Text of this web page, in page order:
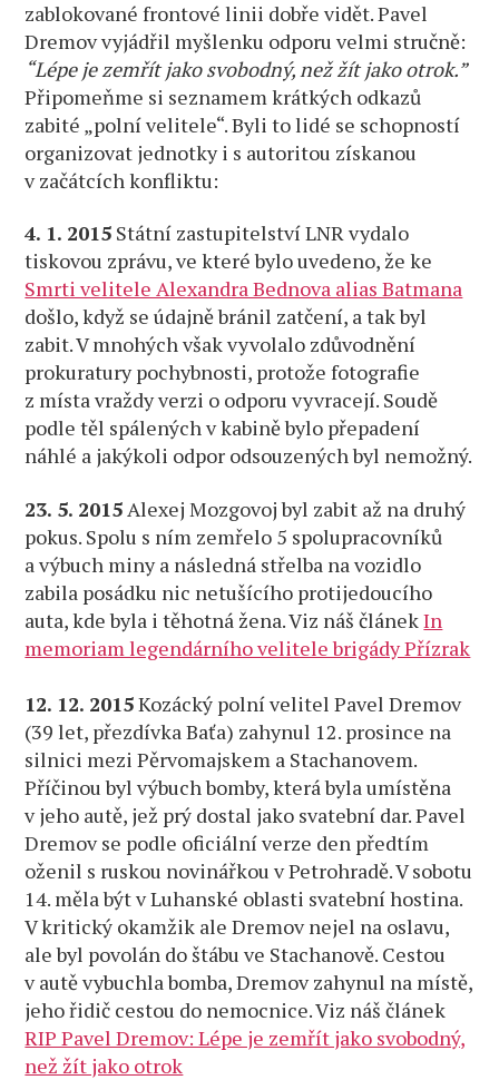
zablokované frontové linii dobře vidět. Pavel
Dremov vyjádřil myšlenku odporu velmi stručně:
“Lépe je zemřít jako svobodný, než žít jako otrok.”
Připomeňme si seznamem krátkých odkazů
zabité „polní velitele“. Byli to lidé se schopností
organizovat jednotky i s autoritou získanou
v začátcích konfliktu:
4. 1. 2015 Státní zastupitelství LNR vydalo
tiskovou zprávu, ve které bylo uvedeno, že ke
Smrti velitele Alexandra Bednova alias Batmana
došlo, když se údajně bránil zatčení, a tak byl
zabit. V mnohých však vyvolalo zdůvodnění
prokuratury pochybnosti, protože fotografie
z místa vraždy verzi o odporu vyvracejí. Soudě
podle těl spálených v kabině bylo přepadení
náhlé a jakýkoli odpor odsouzených byl nemožný.
23. 5. 2015 Alexej Mozgovoj byl zabit až na druhý
pokus. Spolu s ním zemřelo 5 spolupracovníků
a výbuch miny a následná střelba na vozidlo
zabila posádku nic netušícího protijedoucího
auta, kde byla i těhotná žena. Viz náš článekIn
memoriam legendárního velitele brigády Přízrak
12. 12. 2015Kozácký polní velitel Pavel Dremov
(39 let, přezdívka Baťa) zahynul 12. prosince na
silnici mezi Pěrvomajskem a Stachanovem.
Příčinou byl výbuch bomby, která byla umístěna
v jeho autě, jež prý dostal jako svatební dar. Pavel
Dremov se podle oficiální verze den předtím
oženil s ruskou novinářkou v Petrohradě. V sobotu
14. měla být v Luhanské oblasti svatební hostina.
V kritický okamžik ale Dremov nejel na oslavu,
ale byl povolán do štábu ve Stachanově. Cestou
v autě vybuchla bomba, Dremov zahynul na místě,
jeho řidič cestou do nemocnice. Viz náš článek
RIP Pavel Dremov: Lépe je zemřít jako svobodný,
než žít jako otrok